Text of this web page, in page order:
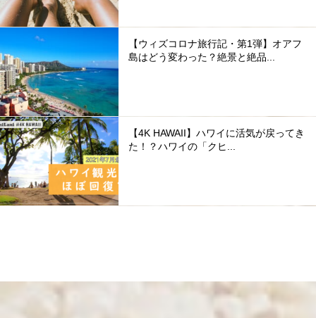
【ウィズコロナ旅行記・第1弾】オアフ
島はどう変わった？絶景と絶品...
【4K HAWAII】ハワイに活気が戻ってき
た！？ハワイの「クヒ...